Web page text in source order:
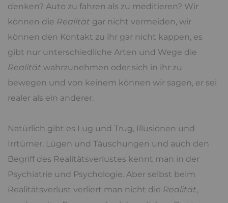
denken? Auto zu fahren als zu meditieren? Wir
können die Realität gar nicht vermeiden, wir
können den Kontakt zu ihr gar nicht kappen, es
gibt nur unterschiedliche Arten und Wege die
Realität wahrzunehmen oder sich in ihr zu
bewegen und von keinem können wir sagen, er sei
realer als ein anderer.
Natürlich gibt es Lug und Trug, Illusionen und
Irrtümer, Lügen und Täuschungen und auch den
Begriff des Realitätsverlustes kennt man in der
Psychiatrie und Psychologie. Aber selbst beim
Realitätsverlust verliert man nicht die Realität,